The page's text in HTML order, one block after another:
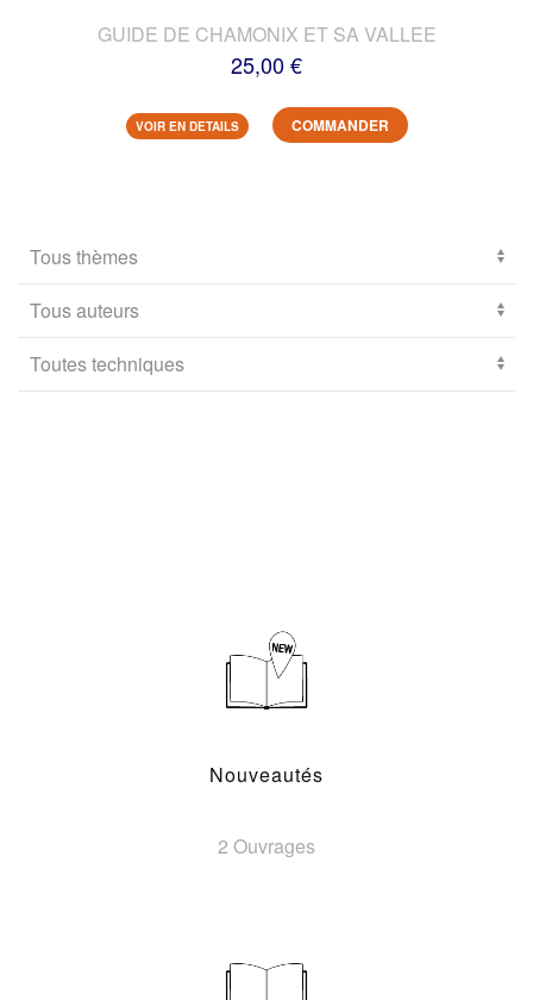
GUIDE DE CHAMONIX ET SA VALLEE
25,00 €
VOIR EN DETAILS COMMANDER
Nouveautés
2 Ouvrages